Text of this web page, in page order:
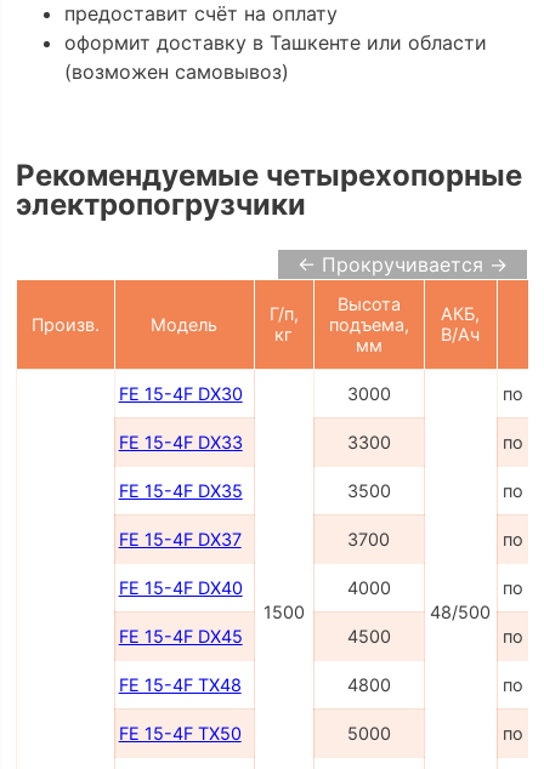
предоставит счёт на оплату
оформит доставку в Ташкенте или области
(возможен самовывоз)
Рекомендуемые четырехопорные
электропогрузчики
← Прокручивается →
Произв. Модель
Г/п,
кг
Высота
подъема,
мм
АКБ,
В/Ач
FE 15-4F DX30
1500
3000
48/500
по
FE 15-4F DX33 3300 по
FE 15-4F DX35 3500 по
FE 15-4F DX37 3700 по
FE 15-4F DX40 4000 по
FE 15-4F DX45 4500 по
FE 15-4F TX48 4800 по
FE 15-4F TX50 5000 по